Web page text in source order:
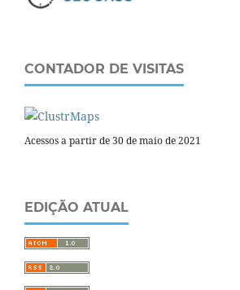
CONTADOR DE VISITAS
Acessos a partir de 30 de maio de 2021
EDIÇÃO ATUAL